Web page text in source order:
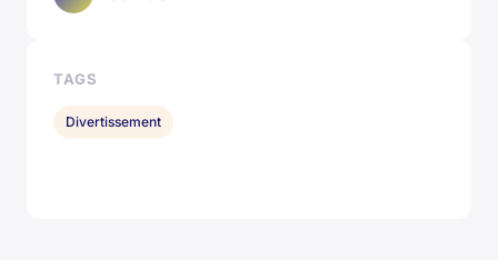
TAGS
Divertissement